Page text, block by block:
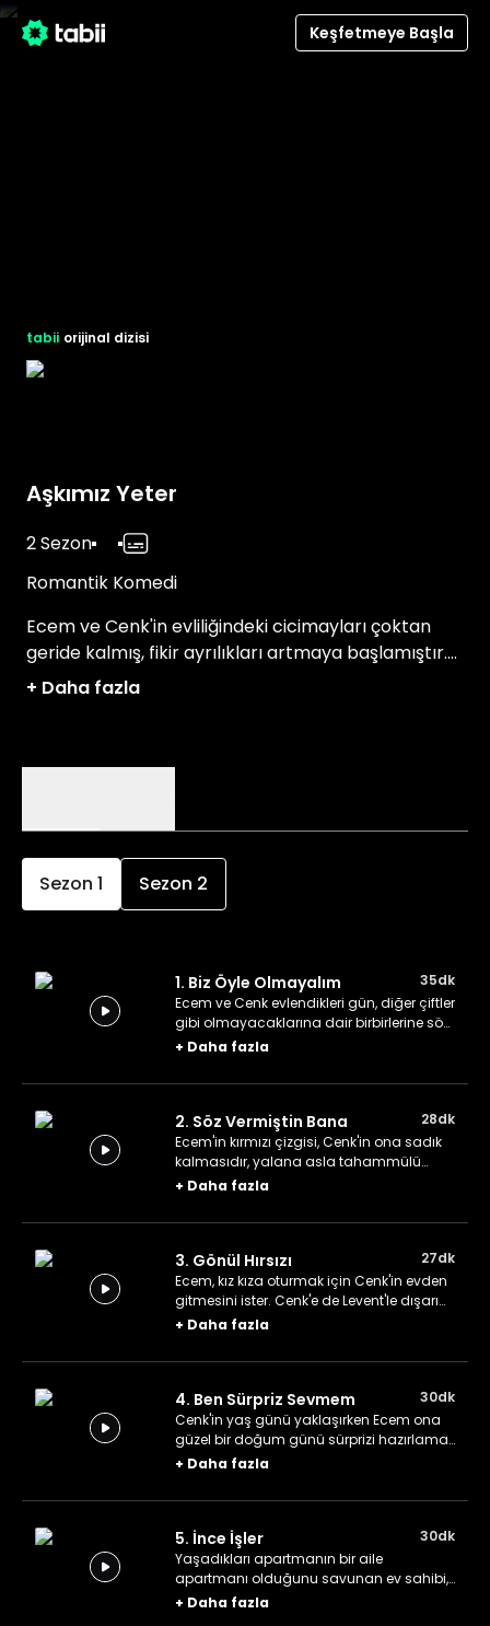
Keşfetmeye Başla
tabii orijinal dizisi
Aşkımız Yeter
2 Sezon
Romantik Komedi
Ecem ve Cenk'in evliliğindeki cicimayları çoktan
geride kalmış, fikir ayrılıkları artmaya başlamıştır.
Peki sevgileri, bu ilişkiyi kurtarabilecek midir?
+ Daha fazla
Sezon 1 Sezon 2
1. Biz Öyle Olmayalım
35dk
Ecem ve Cenk evlendikleri gün, diğer çiftler
gibi olmayacaklarına dair birbirlerine söz
verirler. Cenk, Ecem'e yalan söylemeyecek,
yemeyecektir. Ama evliliklerinin üçüncü
anlaşmanın yalnızca sözde kaldığını fark
ederler.
+ Daha fazla
2. Söz Vermiştin Bana
28dk
Ecem'in kırmızı çizgisi, Cenk'in ona sadık
kalmasıdır, yalana asla tahammülü
yoktur. Bu yüzden Levent'in yaptığı küçük
+ Daha fazla
3. Gönül Hırsızı
27dk
Ecem, kız kıza oturmak için Cenk'in evden
gitmesini ister. Cenk'e de Levent'le dışarı
çıkıp gezmek için gün doğmuştur. Tek
kalmak üzere gelen arkadaşıdır.
+ Daha fazla
4. Ben Sürpriz Sevmem
30dk
Cenk'in yaş günü yaklaşırken Ecem ona
güzel bir doğum günü sürprizi hazırlamak
ister. Bu büyük hazırlık için Ecem birkaç
Levent kendi kendine, Cenk için sürpriz bir
+ Daha fazla
5. İnce İşler
30dk
Yaşadıkları apartmanın bir aile
apartmanı olduğunu savunan ev sahibi,
bekâr bir erkek olduğu için Levent'i evden
+ Daha fazla